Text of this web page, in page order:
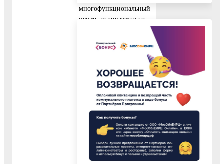
многофункциональный
центр, исчисляется со
муниципальной услуги
подведомственном
муниципальному
учреждению
«Управление культуры
администрации
Воскресенского
муниципального
района Московской
области».